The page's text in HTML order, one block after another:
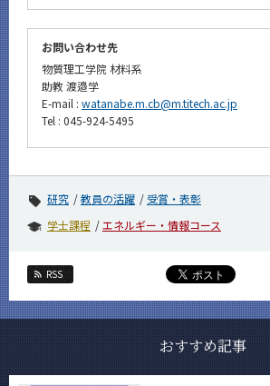
お問い合わせ先
物質理工学院 材料系
助教 渡邉学
E-mail : watanabe.m.cb@m.titech.ac.jp
Tel : 045-924-5495
研究 教員の活躍
受賞・表彰
学士課程
エネルギー・情報コース
RSS
おすすめ記事